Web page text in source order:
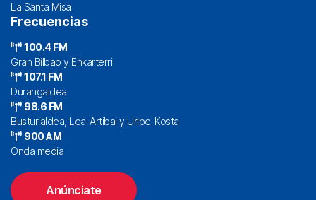
La Santa Misa
Frecuencias
100.4 FM
Gran Bilbao y Enkarterri
107.1 FM
Durangaldea
98.6 FM
Busturialdea, Lea-Artibai y Uribe-Kosta
900 AM
Onda media
Anúnciate